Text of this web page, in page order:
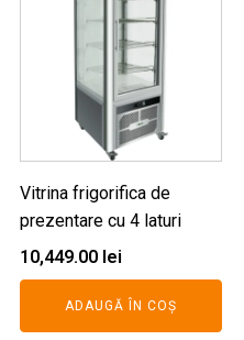
Vitrina frigorifica de
prezentare cu 4 laturi
10,449.00 lei
ADAUGĂ ÎN COȘ